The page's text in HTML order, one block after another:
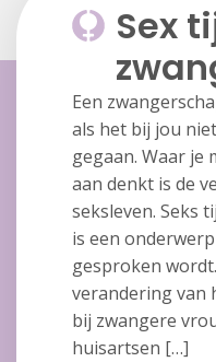
Sex
Een
als het bij jou
gegaan. Waar je
aan denkt is de
seksleven. Seks
is een
gesproken
verandering van
bij zwangere
huisartsen […]